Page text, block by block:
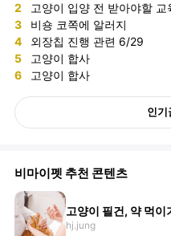
2 고양이 입양 전 받아야할 교
3 비숑 코쪽에 알러지
4 외장칩 진행 관련 6/29
5 고양이 합사
6 고양이 합사
인기
비마이펫 추천 콘텐츠
고양이 필건, 약 먹
hj.jung